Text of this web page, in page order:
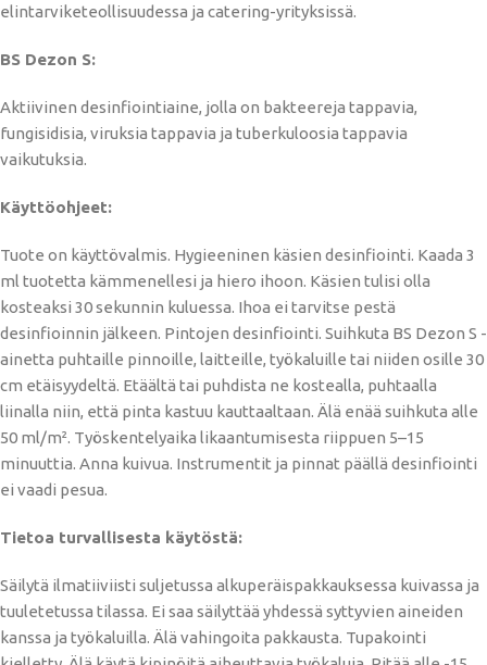
elintarviketeollisuudessa ja catering-yrityksissä.
BS Dezon S:
Aktiivinen desinfiointiaine, jolla on bakteereja tappavia,
fungisidisia, viruksia tappavia ja tuberkuloosia tappavia
vaikutuksia.
Käyttöohjeet:
Tuote on käyttövalmis. Hygieeninen käsien desinfiointi. Kaada 3
ml tuotetta kämmenellesi ja hiero ihoon. Käsien tulisi olla
kosteaksi 30 sekunnin kuluessa. Ihoa ei tarvitse pestä
desinfioinnin jälkeen. Pintojen desinfiointi. Suihkuta BS Dezon S -
ainetta puhtaille pinnoille, laitteille, työkaluille tai niiden osille 30
cm etäisyydeltä. Etäältä tai puhdista ne kostealla, puhtaalla
liinalla niin, että pinta kastuu kauttaaltaan. Älä enää suihkuta alle
50 ml/m². Työskentelyaika likaantumisesta riippuen 5–15
minuuttia. Anna kuivua. Instrumentit ja pinnat päällä desinfiointi
ei vaadi pesua.
Tietoa turvallisesta käytöstä:
Säilytä ilmatiiviisti suljetussa alkuperäispakkauksessa kuivassa ja
tuuletetussa tilassa. Ei saa säilyttää yhdessä syttyvien aineiden
kanssa ja työkaluilla. Älä vahingoita pakkausta. Tupakointi